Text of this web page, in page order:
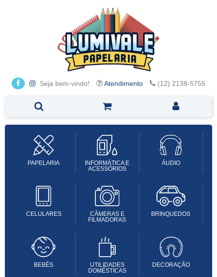
Seja bem-vindo! Atendimento (12) 2138-5755
PAPELARIA
INFORMÁTICA E
ACESSÓRIOS
ÁUDIO
CELULARES
CÂMERAS E
FILMADORAS
BRINQUEDOS
BEBÊS
UTILIDADES
DOMÉSTICAS
DECORAÇÃO